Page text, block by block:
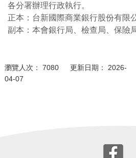
各分署辦理行政執行。
正本：台新國際商業銀行股份有限
副本：本會銀行局、檢查局、保險
瀏覽人次： 7080 更新日期： 2026-
04-07